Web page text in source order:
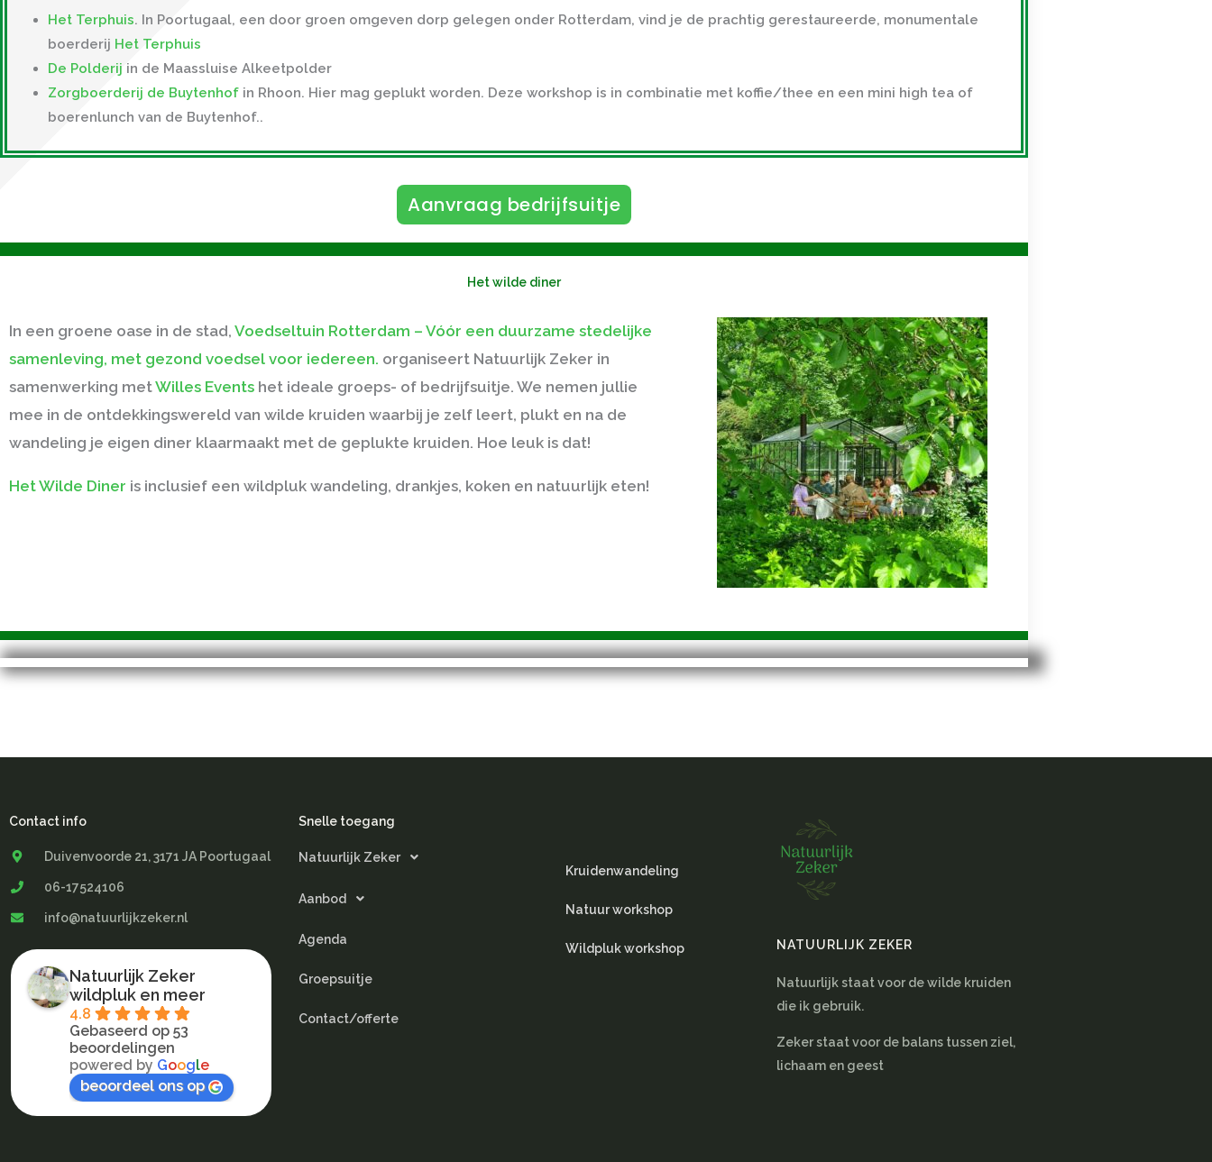
Het Terphuis. In Poortugaal, een door groen omgeven dorp gelegen onder Rotterdam, vind je de prachtig gerestaureerde, monumentale
boerderij Het Terphuis
De Polderij in de Maassluise Alkeetpolder
Zorgboerderij de Buytenhof in Rhoon. Hier mag geplukt worden. Deze workshop is in combinatie met koffie/thee en een mini high tea of
boerenlunch van de Buytenhof..
Aanvraag bedrijfsuitje
Het wilde diner
In een groene oase in de stad, Voedseltuin Rotterdam – Vóór een duurzame stedelijke
samenleving, met gezond voedsel voor iedereen. organiseert Natuurlijk Zeker in
samenwerking metWilles Events het ideale groeps- of bedrijfsuitje. We nemen jullie
mee in de ontdekkingswereld van wilde kruiden waarbij je zelf leert, plukt en na de
wandeling je eigen diner klaarmaakt met de geplukte kruiden. Hoe leuk is dat!
Het Wilde Diner is inclusief een wildpluk wandeling, drankjes, koken en natuurlijk eten!
Contact info
Duivenvoorde 21, 3171 JA Poortugaal
06-17524106
info@natuurlijkzeker.nl
Natuurlijk Zeker
wildpluk en meer
4.8
Gebaseerd op 53
beoordelingen
powered by Google
beoordeel ons op
Snelle toegang
Natuurlijk Zeker
Aanbod
Agenda
Groepsuitje
Contact/offerte
Kruidenwandeling
Natuur workshop
Wildpluk workshop NATUURLIJK ZEKER
Natuurlijk staat voor de wilde kruiden
die ik gebruik.
Zeker staat voor de balans tussen ziel,
lichaam en geest